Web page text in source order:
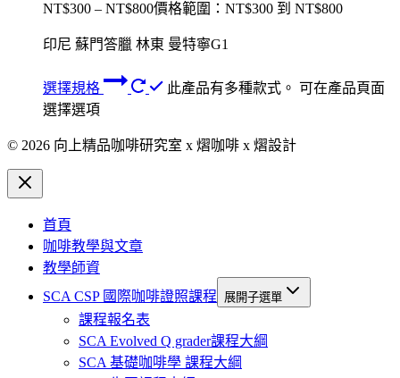
NT$300 – NT$800價格範圍：NT$300 到 NT$800
印尼 蘇門答臘 林東 曼特寧G1
選擇規格
此產品有多種款式。 可在產品頁面
選擇選項
© 2026 向上精品咖啡研究室 x 熠咖啡 x 熠設計
首頁
咖啡教學與文章
教學師資
SCA CSP 國際咖啡證照課程
展開子選單
課程報名表
SCA Evolved Q grader課程大綱
SCA 基礎咖啡學 課程大綱